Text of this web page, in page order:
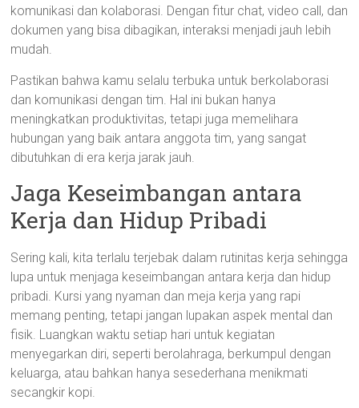
komunikasi dan kolaborasi. Dengan fitur chat, video call, dan
dokumen yang bisa dibagikan, interaksi menjadi jauh lebih
mudah.
Pastikan bahwa kamu selalu terbuka untuk berkolaborasi
dan komunikasi dengan tim. Hal ini bukan hanya
meningkatkan produktivitas, tetapi juga memelihara
hubungan yang baik antara anggota tim, yang sangat
dibutuhkan di era kerja jarak jauh.
Jaga Keseimbangan antara
Kerja dan Hidup Pribadi
Sering kali, kita terlalu terjebak dalam rutinitas kerja sehingga
lupa untuk menjaga keseimbangan antara kerja dan hidup
pribadi. Kursi yang nyaman dan meja kerja yang rapi
memang penting, tetapi jangan lupakan aspek mental dan
fisik. Luangkan waktu setiap hari untuk kegiatan
menyegarkan diri, seperti berolahraga, berkumpul dengan
keluarga, atau bahkan hanya sesederhana menikmati
secangkir kopi.